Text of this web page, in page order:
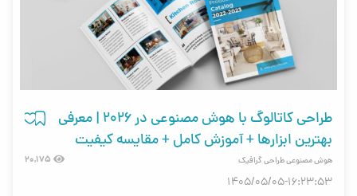
طراحی کاتالوگ با هوش مصنوعی در ۲۰۲۶ | معرفی
بهترین ابزارها + آموزش کامل + مقایسه کیفیت
هوش مصنوعی طراحی گرافیک 20,175
1405/05/05-16:23:53